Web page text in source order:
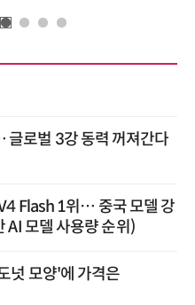
로벌 3강 동력 꺼져간다
Flash 1위… 중국 모델 강
모델 사용량 순위)
넛 모양'에 가격은